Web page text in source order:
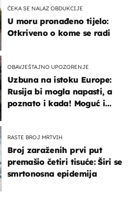
ČEKA SE NALAZ OBDUKCIJE
U moru pronađeno tijelo:
Otkriveno o kome se radi
OBAVJEŠTAJNO UPOZORENJE
Uzbuna na istoku Europe:
Rusija bi mogla napasti, a
poznato i kada! Moguć i
RASTE BROJ MRTVIH
Broj zaraženih prvi put
premašio četiri tisuće: Širi se
smrtonosna epidemija